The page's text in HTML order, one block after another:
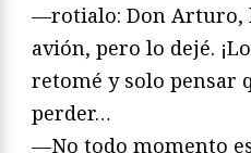
—rotialo: Don Arturo,
avión, pero lo dejé.
retomé y solo pensar
perder…
—No todo momento